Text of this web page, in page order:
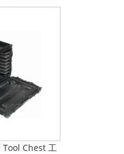
Tool Chest 工